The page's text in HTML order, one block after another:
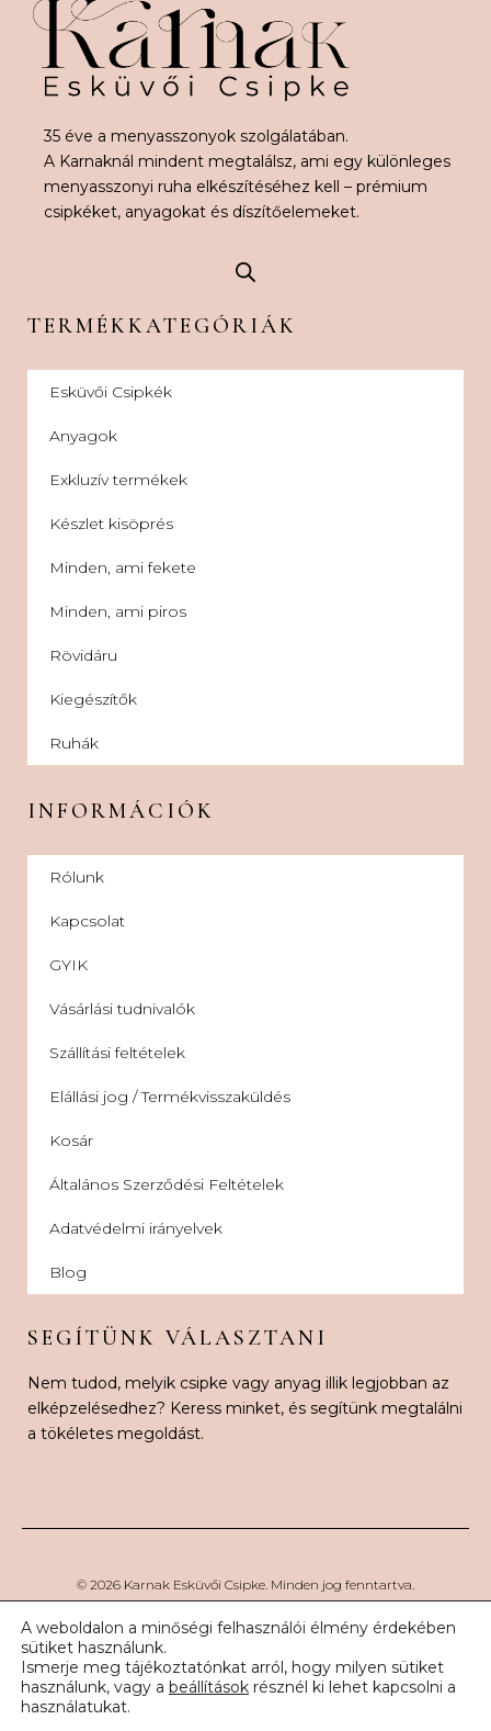
35 éve a menyasszonyok szolgálatában.
A Karnaknál mindent megtalálsz, ami egy különleges
menyasszonyi ruha elkészítéséhez kell – prémium
csipkéket, anyagokat és díszítőelemeket.
TERMÉKKATEGÓRIÁK
Esküvői Csipkék
Anyagok
Exkluzív termékek
Készlet kisöprés
Minden, ami fekete
Minden, ami piros
Rövidáru
Kiegészítők
Ruhák
INFORMÁCIÓK
Rólunk
Kapcsolat
GYIK
Vásárlási tudnivalók
Szállítási feltételek
Elállási jog / Termékvisszaküldés
Kosár
Általános Szerződési Feltételek
Adatvédelmi irányelvek
Blog
SEGÍTÜNK VÁLASZTANI
Nem tudod, melyik csipke vagy anyag illik legjobban az
elképzelésedhez? Keress minket, és segítünk megtalálni
a tökéletes megoldást.
© 2026 Karnak Esküvői Csipke. Minden jog fenntartva.
A weboldalon a minőségi felhasználói élmény érdekében
sütiket használunk.
Ismerje meg tájékoztatónkat arról, hogy milyen sütiket
használunk, vagy a beállítások résznél ki lehet kapcsolni a
használatukat.